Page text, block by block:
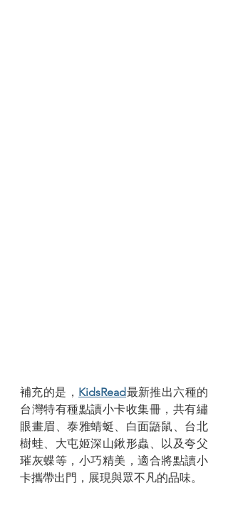
補充的是， KidsRead最新推出六種的
台灣特有種點讀小卡收集冊，共有繡
眼畫眉、泰雅蜻蜓、白面鼯鼠、台北
樹蛙、大屯姬深山鍬形蟲、以及夸父
璀灰蝶等，小巧精美，適合將點讀小
卡攜帶出門，展現與眾不凡的品味。